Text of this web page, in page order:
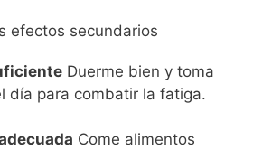
efectos secundarios
Duerme bien y toma
día para combatir la fatiga.
Come alimentos